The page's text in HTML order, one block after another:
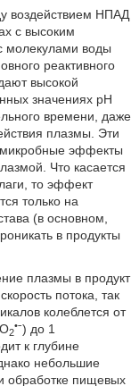
воздействием НПАД
с высоким
молекулами воды
реактивного
высокой
значениях pH
времени, даже
плазмы. Эти
эффекты
Что касается
то эффект
только на
(в основном,
в продукты
плазмы в продукт
потока, так
колеблется от
2
•ˉ) до 1
к глубине
небольшие
обработке пищевых